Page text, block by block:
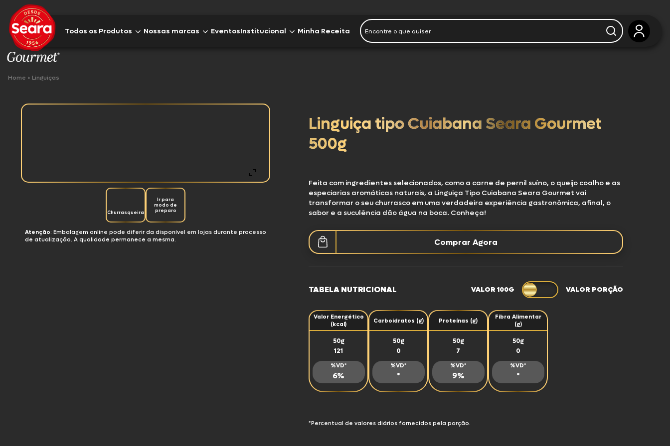
Todos os Produtos
Comemorativos
Pratos Prontos
Pizzas
Nossas marcas
Seara Nature
EventosInstitucional
Seara Food Solutions
Fale Conosco
Trabalhe Conosco
Sustentabilidade
Minha Receita
Home > Linguiças
Churrasqueira
Ir para
modo de
preparo
Atenção: Embalagem online pode diferir da disponível em lojas durante processo
de atualização. A qualidade permanece a mesma.
Linguiça tipo Cuiabana Seara Gourmet
500g
Feita com ingredientes selecionados, como a carne de pernil suíno, o queijo coalho e as
especiarias aromáticas naturais, a Linguiça Tipo Cuiabana Seara Gourmet vai
transformar o seu churrasco em uma verdadeira experiência gastronômica, afinal, o
sabor e a suculência dão água na boca. Conheça!
Comprar Agora
TABELA NUTRICIONAL VALOR 100G VALOR PORÇÃO
Valor Energético
(kcal)
50g
121
%VD*
6%
Carboidratos (g)
50g
0
%VD*
*
Proteínas (g)
50g
7
%VD*
9%
Fibra Alimentar
(g)
50g
0
%VD*
*
*Percentual de valores diários fornecidos pela porção.